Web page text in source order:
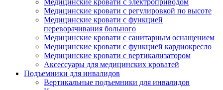
Медицинские кровати с электроприводом
Медицинские кровати с регулировкой по высоте
Медицинские кровати с функцией
переворачивания больного
Медицинские кровати с санитарным оснащением
Медицинские кровати с функцией кардиокресло
Медицинские кровати с вертикализатором
Аксессуары для медицинских кроватей
Подъемники для инвалидов
Вертикальные подъемники для инвалидов